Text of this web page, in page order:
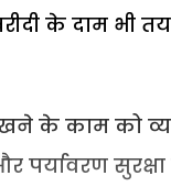
के दाम भी तय
के काम को